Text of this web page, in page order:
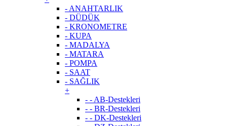
- ANAHTARLIK
- DÜDÜK
- KRONOMETRE
- KUPA
- MADALYA
- MATARA
- POMPA
- SAAT
- SAĞLIK
+
- - AB-Destekleri
- - BR-Destekleri
- - DK-Destekleri